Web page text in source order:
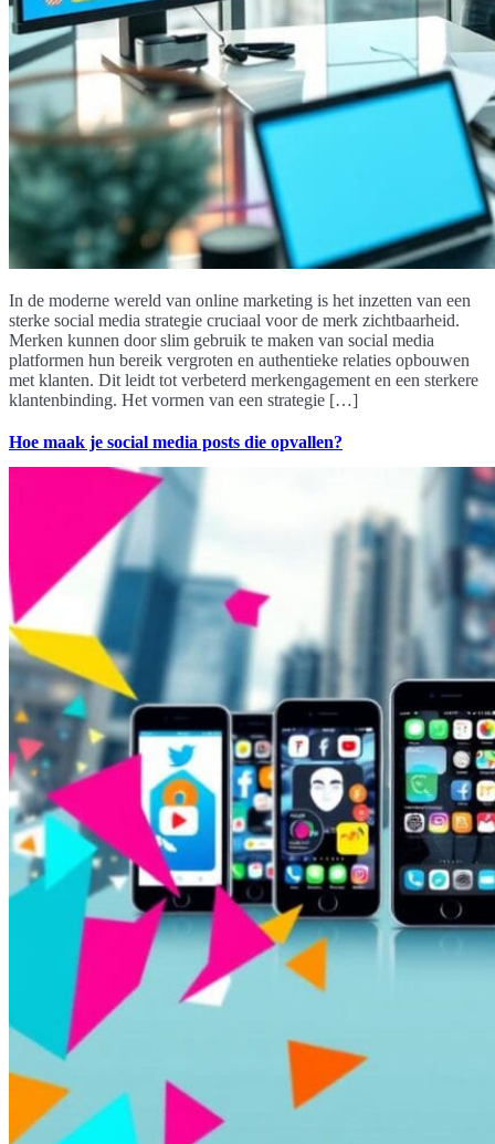
In de moderne wereld van online marketing is het inzetten van een
sterke social media strategie cruciaal voor de merk zichtbaarheid.
Merken kunnen door slim gebruik te maken van social media
platformen hun bereik vergroten en authentieke relaties opbouwen
met klanten. Dit leidt tot verbeterd merkengagement en een sterkere
klantenbinding. Het vormen van een strategie […]
Hoe maak je social media posts die opvallen?